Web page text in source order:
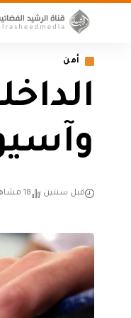
أمن
قبل سنتين 18 مشاهدات